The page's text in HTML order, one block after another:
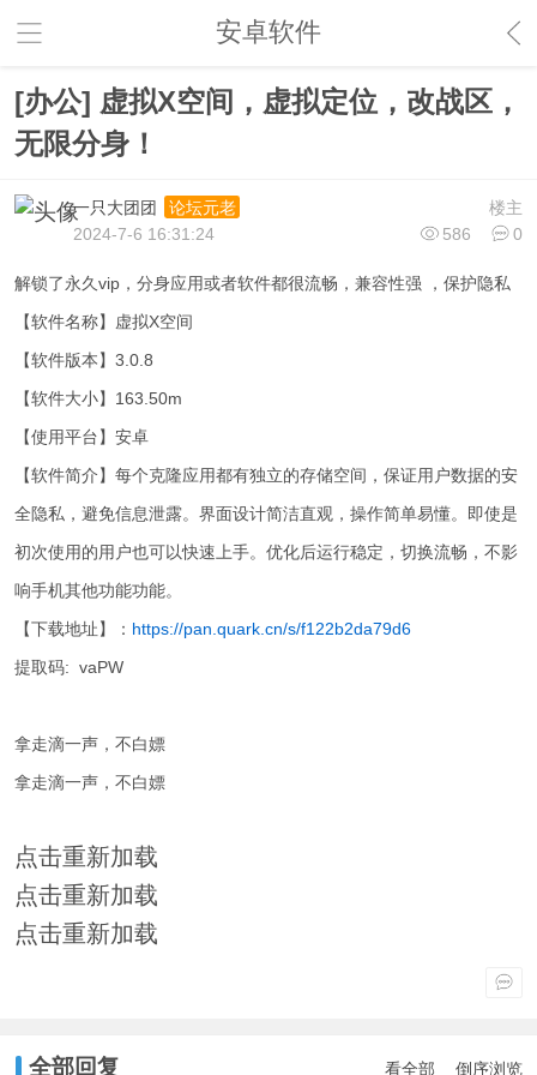
安卓软件
[办公] 虚拟X空间，虚拟定位，改战区，
无限分身！
楼主
一只大团团
论坛元老
586
0
2024-7-6 16:31:24
解锁了永久vip，分身应用或者软件都很流畅，兼容性强 ，保护隐私
【软件名称】虚拟X空间
【软件版本】3.0.8
【软件大小】163.50m
【使用平台】安卓
【软件简介】每个克隆应用都有独立的存储空间，保证用户数据的安
全隐私，避免信息泄露。界面设计简洁直观，操作简单易懂。即使是
初次使用的用户也可以快速上手。优化后运行稳定，切换流畅，不影
响手机其他功能功能。
【下载地址】： https://pan.quark.cn/s/f122b2da79d6
提取码: vaPW
拿走滴一声，不白嫖
拿走滴一声，不白嫖
点击重新加载
点击重新加载
点击重新加载
全部回复 看全部 倒序浏览